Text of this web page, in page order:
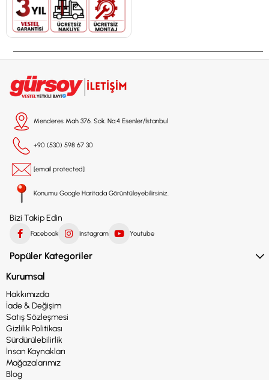
Menderes Mah 376. Sok. No:4 Esenler/İstanbul
+90 (530) 598 67 30
[email protected]
Konumu Google Haritada Görüntüleyebilirsiniz.
Bizi Takip Edin
Facebook Instagram Youtube
Popüler Kategoriler
Kurumsal
Hakkımızda
İade & Değişim
Satış Sözleşmesi
Gizlilik Politikası
Sürdürülebilirlik
İnsan Kaynakları
Mağazalarımız
Blog